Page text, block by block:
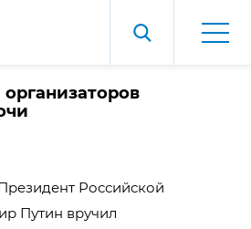
Российской
Путин вручил